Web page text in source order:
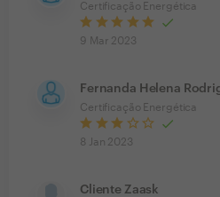
Certificação Energética
9 Mar 2023
Fernanda Helena
Certificação Energética
8 Jan 2023
Cliente Zaask